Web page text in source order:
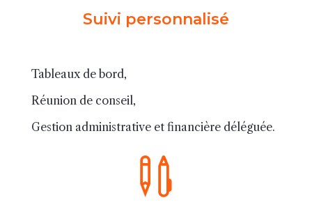
Suivi personnalisé
Tableaux de bord,
Réunion de conseil,
Gestion administrative et financière déléguée.
